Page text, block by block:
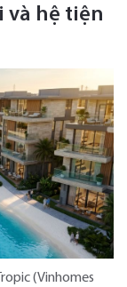
và hệ tiện
(Vinhomes